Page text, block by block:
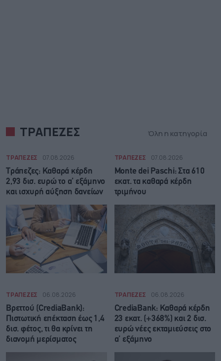
ΤΡΑΠΕΖΕΣ Όλη η κατηγορία
ΤΡΑΠΕΖΕΣ 07.08.2026
Τράπεζες: Καθαρά κέρδη
2,93 δισ. ευρώ το α’ εξάμηνο
και ισχυρή αύξηση δανείων
ΤΡΑΠΕΖΕΣ 07.08.2026
Monte dei Paschi: Στα 610
εκατ. τα καθαρά κέρδη
τριμήνου
ΤΡΑΠΕΖΕΣ 06.08.2026
Βρεττού (CrediaBank):
Πιστωτική επέκταση έως 1,4
δισ. φέτος, τι θα κρίνει τη
διανομή μερίσματος
ΤΡΑΠΕΖΕΣ 06.08.2026
CrediaBank: Καθαρά κέρδη
23 εκατ. (+368%) και 2 δισ.
ευρώ νέες εκταμιεύσεις στο
α’ εξάμηνο